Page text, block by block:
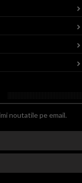
noutatile pe email.